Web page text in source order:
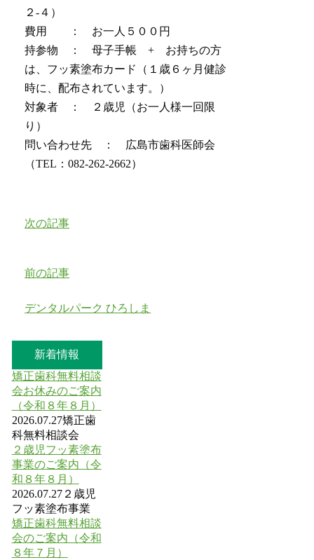
２-４）
費用 ： お一人５００円
持参物 ： 母子手帳 + お持ちの方
は、フッ素塗布カード（１歳６ヶ月健診
時に、配布されています。）
対象者 ： ２歳児（お一人様一回限
り）
問い合わせ先 ： 広島市歯科医師会
（TEL：082-262-2662）
次の記事
前の記事
デンタルパーク ひろしま
新着情報
矯正歯科無料相談
会お休みのご案内
（令和８年８月）
2026.07.27矯正歯
科無料相談会
２歳児フッ素塗布
事業のご案内（令
和８年８月）
2026.07.27２歳児
フッ素塗布事業
矯正歯科無料相談
会のご案内（令和
８年７月）